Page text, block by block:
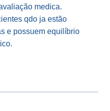
medica.
qdo ja estão
e possuem equilíbrio